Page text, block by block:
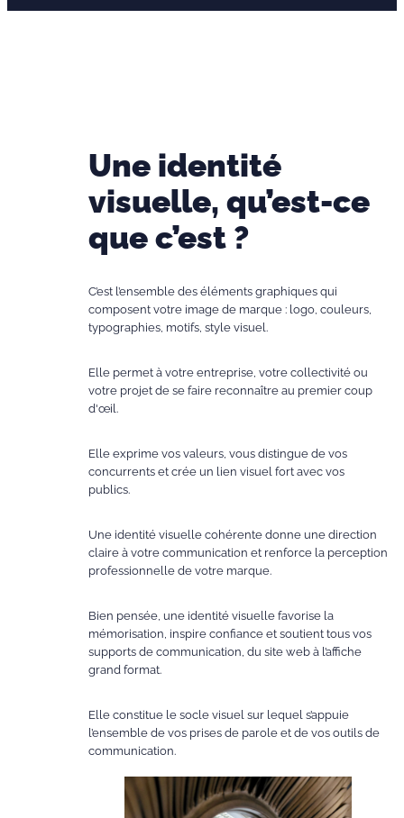
Une identité
visuelle, qu’est-ce
que c’est ?
C’est l’ensemble des éléments graphiques qui
composent votre image de marque : logo, couleurs,
typographies, motifs, style visuel.
Elle permet à votre entreprise, votre collectivité ou
votre projet de se faire reconnaître au premier coup
d'œil.
Elle exprime vos valeurs, vous distingue de vos
concurrents et crée un lien visuel fort avec vos
publics.
Une identité visuelle cohérente donne une direction
claire à votre communication et renforce la perception
professionnelle de votre marque.
Bien pensée, une identité visuelle favorise la
mémorisation, inspire confiance et soutient tous vos
supports de communication, du site web à l’affiche
grand format.
Elle constitue le socle visuel sur lequel s’appuie
l’ensemble de vos prises de parole et de vos outils de
communication.